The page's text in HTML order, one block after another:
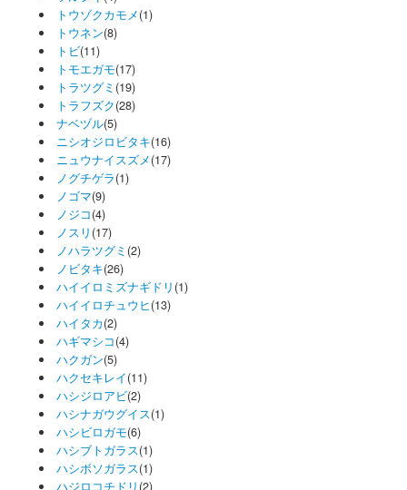
トウゾクカモメ(1)
トウネン(8)
トビ(11)
トモエガモ(17)
トラツグミ (19)
トラフズク(28)
ナベヅル(5)
ニシオジロビタキ(16)
ニュウナイスズメ(17)
ノグチゲラ(1)
ノゴマ(9)
ノジコ(4)
ノスリ (17)
ノハラツグミ (2)
ノビタキ(26)
ハイイロミズナギドリ (1)
ハイイロチュウヒ(13)
ハイタカ(2)
ハギマシコ(4)
ハクガン(5)
ハクセキレイ(11)
ハシジロアビ(2)
ハシナガウグイス(1)
ハシビロガモ(6)
ハシブトガラス(1)
ハシボソガラス(1)
ハジロコチドリ (2)